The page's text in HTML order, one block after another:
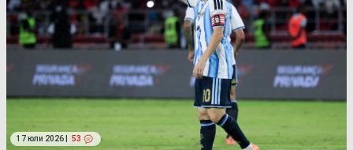
17 юли 2026 | 53